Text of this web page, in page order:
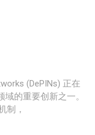
(DePINs) 正在
的重要创新之一。
制，